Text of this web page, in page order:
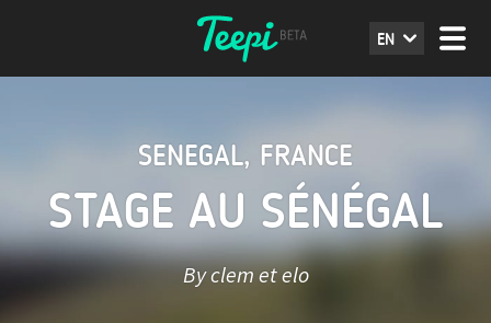
EN
SENEGAL, FRANCE
STAGE AU SÉNÉGAL
By clem et elo